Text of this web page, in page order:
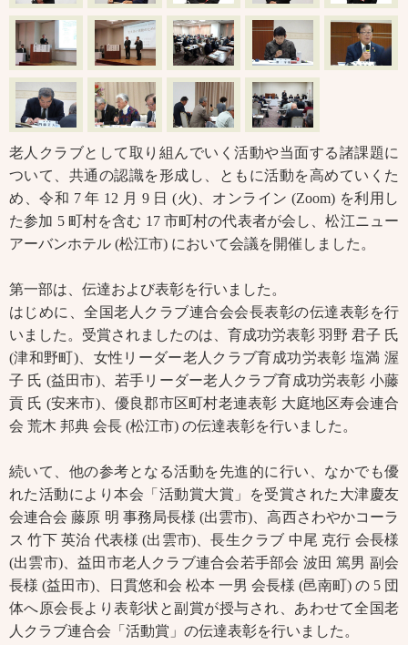
老人クラブとして取り組んでいく活動や当面する諸課題に
ついて、共通の認識を形成し、ともに活動を高めていくた
め、令和 7 年 12 月 9 日 (火)、オンライン (Zoom) を利用し
た参加 5 町村を含む 17 市町村の代表者が会し、松江ニュー
アーバンホテル (松江市) において会議を開催しました。
第一部は、伝達および表彰を行いました。
はじめに、全国老人クラブ連合会会長表彰の伝達表彰を行
いました。受賞されましたのは、育成功労表彰 羽野 君子 氏
(津和野町)、女性リーダー老人クラブ育成功労表彰 塩満 渥
子 氏 (益田市)、若手リーダー老人クラブ育成功労表彰 小藤
貢 氏 (安来市)、優良郡市区町村老連表彰 大庭地区寿会連合
会 荒木 邦典 会長 (松江市) の伝達表彰を行いました。
続いて、他の参考となる活動を先進的に行い、なかでも優
れた活動により本会「活動賞大賞」を受賞された大津慶友
会連合会 藤原 明 事務局長様 (出雲市)、高西さわやかコーラ
ス 竹下 英治 代表様 (出雲市)、長生クラブ 中尾 克行 会長様
(出雲市)、益田市老人クラブ連合会若手部会 波田 篤男 副会
長様 (益田市)、日貫悠和会 松本 一男 会長様 (邑南町) の 5 団
体へ原会長より表彰状と副賞が授与され、あわせて全国老
人クラブ連合会「活動賞」の伝達表彰を行いました。